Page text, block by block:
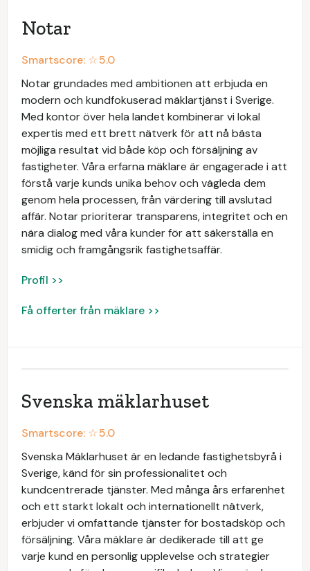
Notar
Smartscore: ☆5.0
Notar grundades med ambitionen att erbjuda en
modern och kundfokuserad mäklartjänst i Sverige.
Med kontor över hela landet kombinerar vi lokal
expertis med ett brett nätverk för att nå bästa
möjliga resultat vid både köp och försäljning av
fastigheter. Våra erfarna mäklare är engagerade i att
förstå varje kunds unika behov och vägleda dem
genom hela processen, från värdering till avslutad
affär. Notar prioriterar transparens, integritet och en
nära dialog med våra kunder för att säkerställa en
smidig och framgångsrik fastighetsaffär.
Profil >>
Få offerter från mäklare >>
Svenska mäklarhuset
Smartscore: ☆5.0
Svenska Mäklarhuset är en ledande fastighetsbyrå i
Sverige, känd för sin professionalitet och
kundcentrerade tjänster. Med många års erfarenhet
och ett starkt lokalt och internationellt nätverk,
erbjuder vi omfattande tjänster för bostadsköp och
försäljning. Våra mäklare är dedikerade till att ge
varje kund en personlig upplevelse och strategier